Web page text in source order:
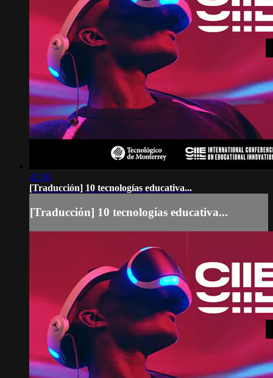
42:50
[Traducción] 10 tecnologías educativa...
[Traducción] 10 tecnologías educativa...